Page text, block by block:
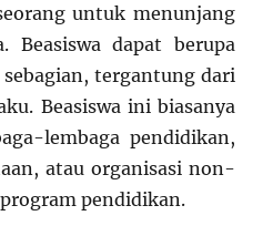
untuk menunjang
Beasiswa dapat berupa
tergantung dari
Beasiswa ini biasanya
lembaga pendidikan,
atau organisasi non-
pendidikan.